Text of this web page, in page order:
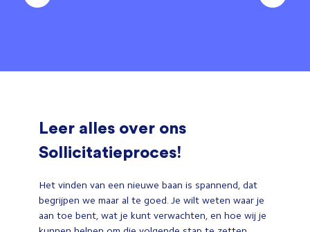
Leer alles over ons
Sollicitatieproces!
Het vinden van een nieuwe baan is spannend, dat
begrijpen we maar al te goed. Je wilt weten waar je
aan toe bent, wat je kunt verwachten, en hoe wij je